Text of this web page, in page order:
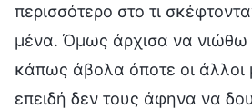
περισσότερο στο τι
μένα. Όμως άρχισα να νιώθω
κάπως άβολα όποτε οι άλλοι
επειδή δεν τους άφηνα να